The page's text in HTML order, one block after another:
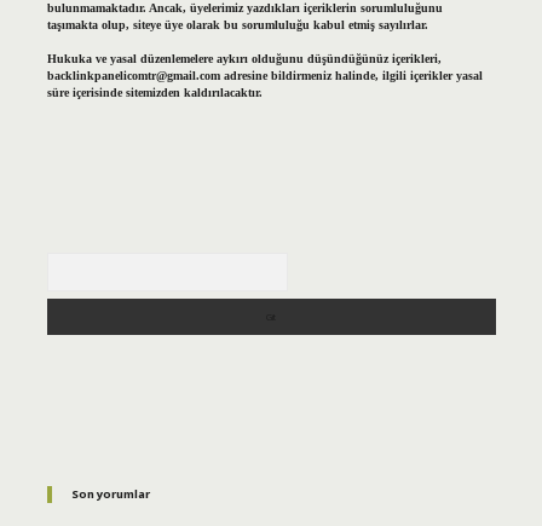
bulunmamaktadır. Ancak, üyelerimiz yazdıkları içeriklerin sorumluluğunu
taşımakta olup, siteye üye olarak bu sorumluluğu kabul etmiş sayılırlar.
Hukuka ve yasal düzenlemelere aykırı olduğunu düşündüğünüz içerikleri,
backlinkpanelicomtr@gmail.comadresine bildirmeniz halinde, ilgili içerikler yasal
süre içerisinde sitemizden kaldırılacaktır.
Son yorumlar